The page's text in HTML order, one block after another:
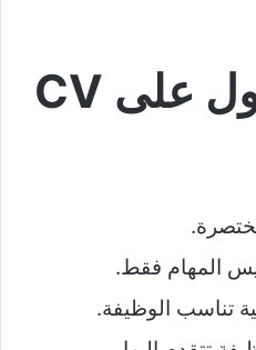
نصائح للحصول على CV
المهام فقط.
تناسب الوظيفة.